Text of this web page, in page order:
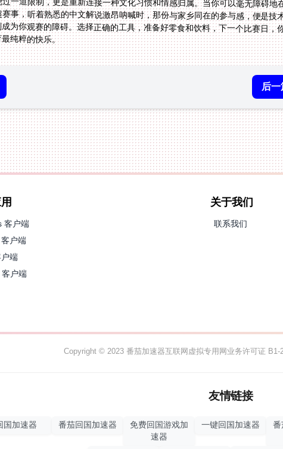
纯粹的快乐。
后
客户端
户端
端
户端
关于我们
联系我们
Copyright © 2023 番茄加速器互联网虚拟专用网业务许可证 B1-
友情链接
国加速器 番茄回国加速器
免费回国游戏加
速器
一键回国加速器
番